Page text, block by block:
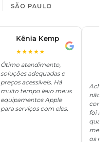
SÃO PAULO
Kênia Kemp
★★★★★
Ótimo atendimento,
soluções adequadas e
preços acessíveis. Há
muito tempo levo meus
equipamentos Apple
para serviços com eles.
Achei
não
foi
me
os